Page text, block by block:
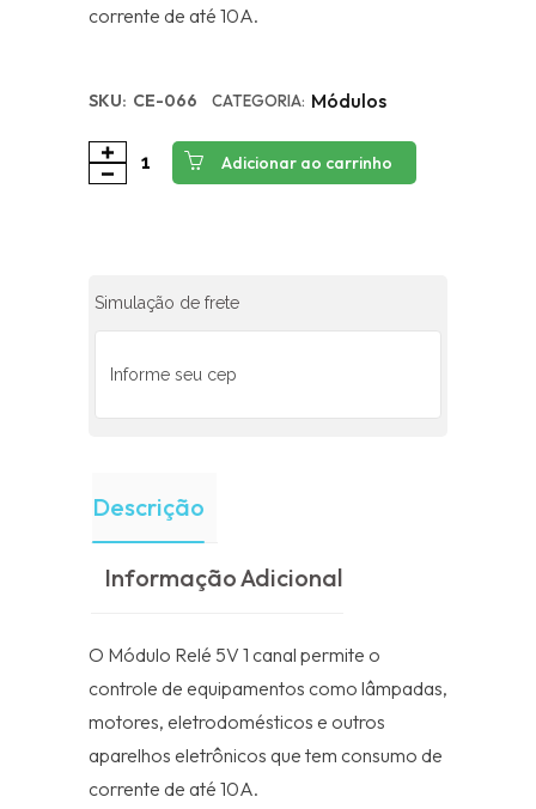
corrente de até 10A.
SKU: CE-066 CATEGORIA: Módulos
Adicionar ao carrinho
Simulação de frete
Descrição
Informação Adicional
O Módulo Relé 5V 1 canal permite o
controle de equipamentos como lâmpadas,
motores, eletrodomésticos e outros
aparelhos eletrônicos que tem consumo de
corrente de até 10A.